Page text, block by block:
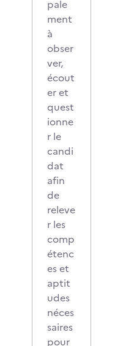
pale
ment
à
obser
ver,
écout
er et
quest
ionne
r le
candi
dat
afin
de
releve
r les
comp
étenc
es et
aptit
udes
néces
saires
pour